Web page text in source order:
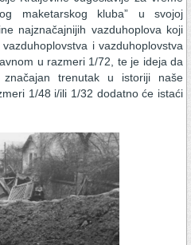
maketarskog kluba” u svojoj
najznačajnijih vazduhoplova koji
i vazduhoplovstva
u razmeri 1/72, te je ideja da
trenutak u istoriji naše
1/48 i/ili 1/32 dodatno će istaći